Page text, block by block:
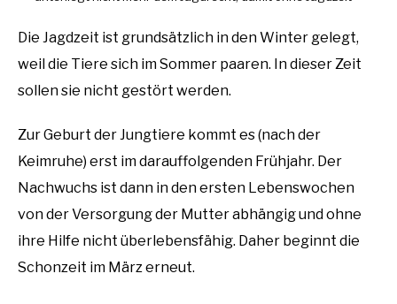
Die Jagdzeit ist grundsätzlich in den Winter gelegt,
weil die Tiere sich im Sommer paaren. In dieser Zeit
sollen sie nicht gestört werden.
Zur Geburt der Jungtiere kommt es (nach der
Keimruhe) erst im darauffolgenden Frühjahr. Der
Nachwuchs ist dann in den ersten Lebenswochen
von der Versorgung der Mutter abhängig und ohne
ihre Hilfe nicht überlebensfähig. Daher beginnt die
Schonzeit im März erneut.